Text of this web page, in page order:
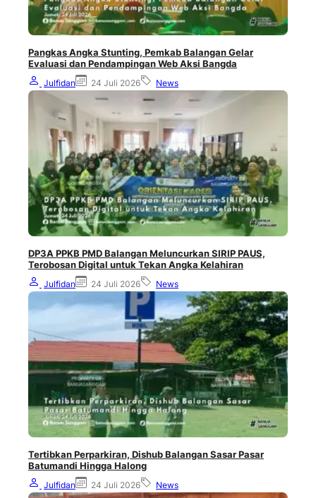
Pangkas Angka Stunting, Pemkab Balangan Gelar
Evaluasi dan Pendampingan Web Aksi Bangda
Julfidan 24 Juli 2026 News
DP3A PPKB PMD Balangan Meluncurkan SIRIP PAUS,
Terobosan Digital untuk Tekan Angka Kelahiran
Julfidan 24 Juli 2026 News
Tertibkan Perparkiran, Dishub Balangan Sasar Pasar
Batumandi Hingga Halong
Julfidan 24 Juli 2026 News